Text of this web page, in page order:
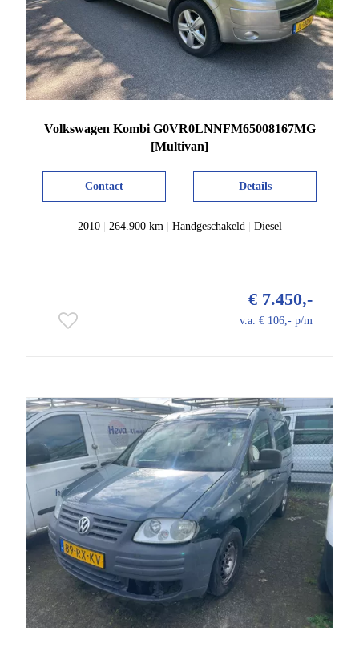
Volkswagen Kombi G0VR0LNNFM65008167MG
[Multivan]
Details
Contact
2010| 264.900 km Handgeschakeld| Diesel
€ 7.450,-
v.a. € 106,- p/m